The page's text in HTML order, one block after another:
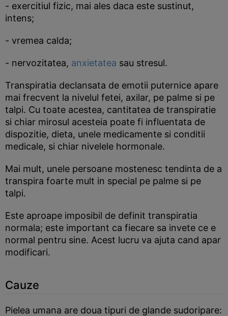
- exercitiul fizic, mai ales daca este sustinut,
intens;
- vremea calda;
- nervozitatea, anxietatea sau stresul.
Transpiratia declansata de emotii puternice apare
mai frecvent la nivelul fetei, axilar, pe palme si pe
talpi. Cu toate acestea, cantitatea de transpiratie
si chiar mirosul acesteia poate fi influentata de
dispozitie, dieta, unele medicamente si conditii
medicale, si chiar nivelele hormonale.
Mai mult, unele persoane mostenesc tendinta de a
transpira foarte mult in special pe palme si pe
talpi.
Este aproape imposibil de definit transpiratia
normala; este important ca fiecare sa invete ce e
normal pentru sine. Acest lucru va ajuta cand apar
modificari.
Cauze
Pielea umana are doua tipuri de glande sudoripare: